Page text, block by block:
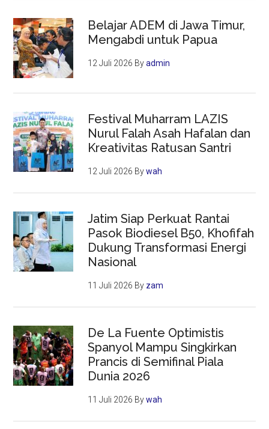
Belajar ADEM di Jawa Timur,
Mengabdi untuk Papua
12 Juli 2026 Byadmin
Festival Muharram LAZIS
Nurul Falah Asah Hafalan dan
Kreativitas Ratusan Santri
12 Juli 2026 Bywah
Jatim Siap Perkuat Rantai
Pasok Biodiesel B50, Khofifah
Dukung Transformasi Energi
Nasional
11 Juli 2026 By zam
De La Fuente Optimistis
Spanyol Mampu Singkirkan
Prancis di Semifinal Piala
Dunia 2026
11 Juli 2026 Bywah